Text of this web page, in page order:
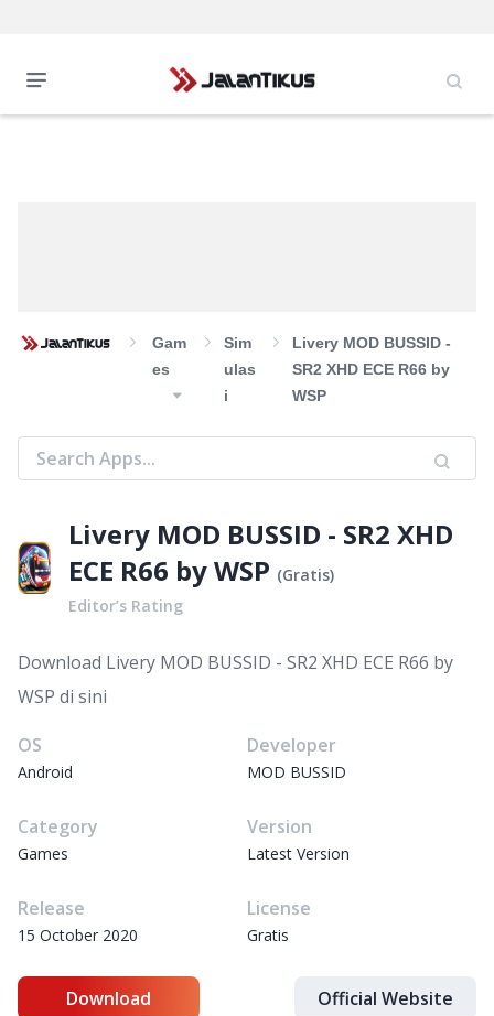
Gam
Es
Sim
Ulas
I
Livery MOD BUSSID -
SR2 XHD ECE R66 by
WSP
Livery MOD BUSSID - SR2 XHD
ECE R66 by WSP (Gratis)
Editor’s Rating
Download Livery MOD BUSSID - SR2 XHD ECE R66 by
WSP di sini
OS
Android
Developer
MOD BUSSID
Category
Games
Version
Latest Version
Release
15 October 2020
License
Gratis
Download Official Website